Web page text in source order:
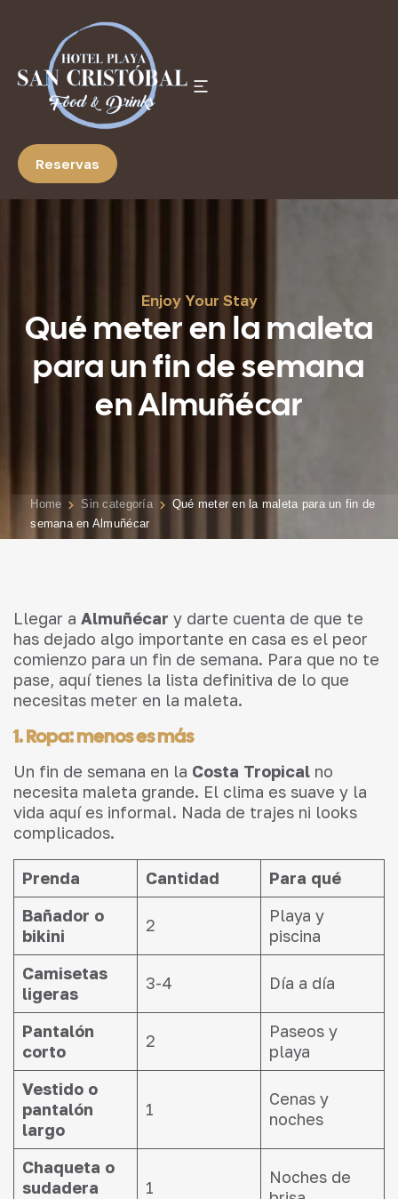
Reservas
Enjoy Your Stay
Qué meter en la maleta
para un fin de semana
en Almuñécar
Home Sin categoría
Qué meter en la maleta para un fin de
semana en Almuñécar
Llegar a Almuñécar y darte cuenta de que te
has dejado algo importante en casa es el peor
comienzo para un fin de semana. Para que no te
pase, aquí tienes la lista definitiva de lo que
necesitas meter en la maleta.
1. Ropa: menos es más
Un fin de semana en la Costa Tropical no
necesita maleta grande. El clima es suave y la
vida aquí es informal. Nada de trajes ni looks
complicados.
Prenda Cantidad
Para qué
Bañador o
bikini
2
Playa y
piscina
Camisetas
ligeras
3-4 Día a día
Pantalón
corto
2
Paseos y
playa
Vestido o
pantalón
largo
1
Cenas y
noches
Chaqueta o
sudadera
1
Noches de